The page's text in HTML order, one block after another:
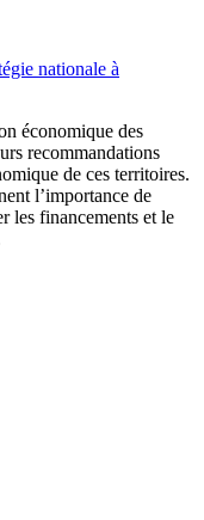
nationale à
économique des
recommandations
de ces territoires.
l’importance de
les financements et le